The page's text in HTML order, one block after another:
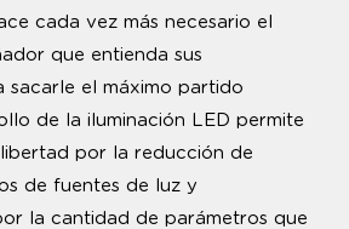
cada vez más necesario el
que entienda sus
sacarle el máximo partido
de la iluminación LED permite
por la reducción de
de fuentes de luz y
la cantidad de parámetros que